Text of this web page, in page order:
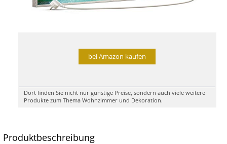
bei Amazon kaufen
Dort finden Sie nicht nur günstige Preise, sondern auch viele weitere
Produkte zum Thema Wohnzimmer und Dekoration.
Produktbeschreibung